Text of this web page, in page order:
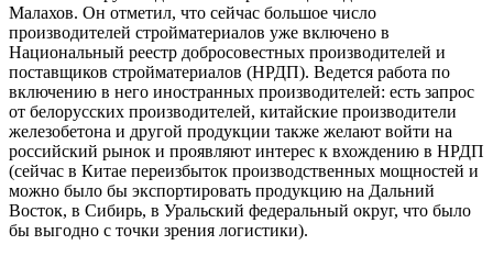
Малахов. Он отметил, что сейчас большое число
производителей стройматериалов уже включено в
Национальный реестр добросовестных производителей и
поставщиков стройматериалов (НРДП). Ведется работа по
включению в него иностранных производителей: есть запрос
от белорусских производителей, китайские производители
железобетона и другой продукции также желают войти на
российский рынок и проявляют интерес к вхождению в НРДП
(сейчас в Китае переизбыток производственных мощностей и
можно было бы экспортировать продукцию на Дальний
Восток, в Сибирь, в Уральский федеральный округ, что было
бы выгодно с точки зрения логистики).